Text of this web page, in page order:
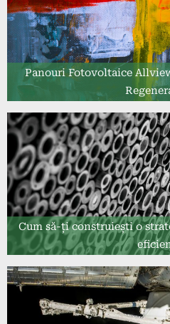
Panouri Fotovoltaice
Cum să-ți construiești o